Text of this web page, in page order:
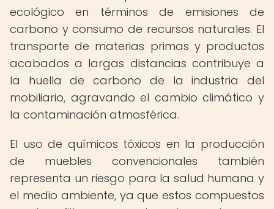
ecológico en términos de emisiones de
carbono y consumo de recursos naturales. El
transporte de materias primas y productos
acabados a largas distancias contribuye a
la huella de carbono de la industria del
mobiliario, agravando el cambio climático y
la contaminación atmosférica.
El uso de químicos tóxicos en la producción
de muebles convencionales también
representa un riesgo para la salud humana y
el medio ambiente, ya que estos compuestos